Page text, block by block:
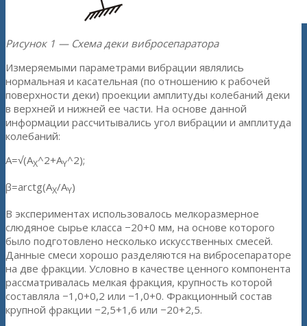
Рисунок 1 — Схема деки вибросепаратора
Измеряемыми параметрами вибрации являлись
нормальная и касательная (по отношению к рабочей
поверхности деки) проекции амплитуды колебаний деки
в верхней и нижней ее части. На основе данной
информации рассчитывались угол вибрации и амплитуда
колебаний:
A=√(AX^2+AY^2);
β=arctg(AX/AY)
В экспериментах использовалось мелкоразмерное
слюдяное сырье класса −20+0 мм, на основе которого
было подготовлено несколько искусственных смесей.
Данные смеси хорошо разделяются на вибросепараторе
на две фракции. Условно в качестве ценного компонента
рассматривалась мелкая фракция, крупность которой
составляла −1,0+0,2 или −1,0+0. Фракционный состав
крупной фракции −2,5+1,6 или −20+2,5.